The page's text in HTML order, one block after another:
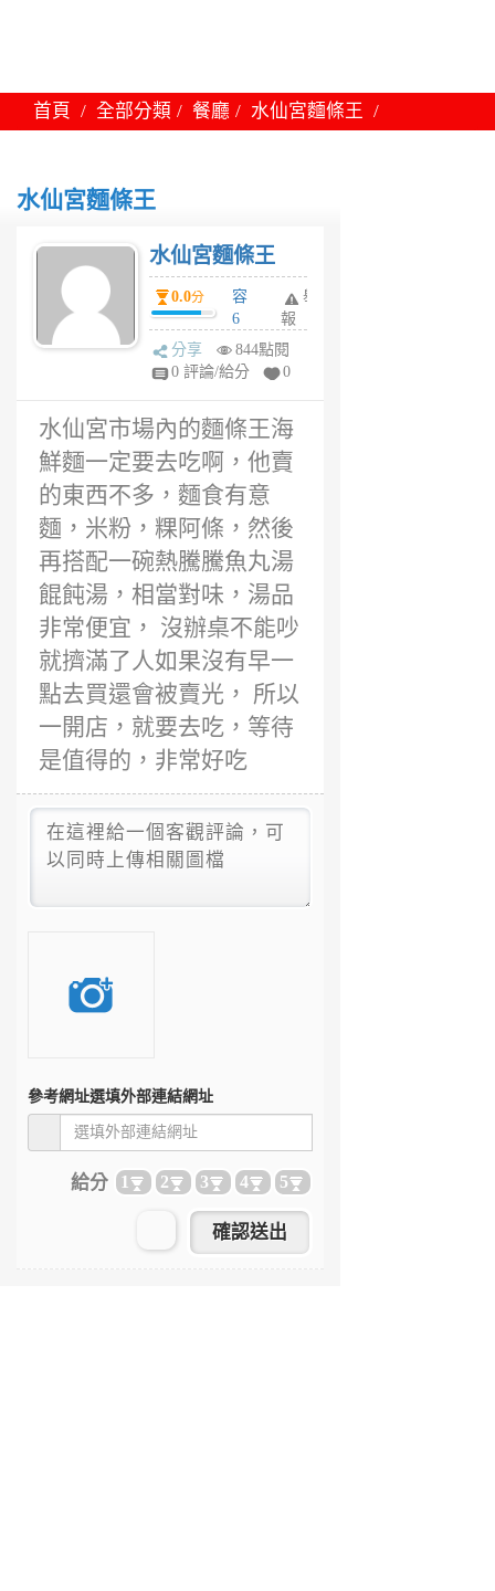
首頁 全部分類 餐廳 水仙宮麵條王
水仙宮麵條王
水仙宮麵條王
0.0分
容
6
年
前
舉
報
分享
844點閱
0 評論/給分
0
水仙宮市場內的麵條王海
鮮麵一定要去吃啊，他賣
的東西不多，麵食有意
麵，米粉，粿阿條，然後
再搭配一碗熱騰騰魚丸湯
餛飩湯，相當對味，湯品
非常便宜， 沒辦桌不能吵
就擠滿了人如果沒有早一
點去買還會被賣光， 所以
一開店，就要去吃，等待
是值得的，非常好吃
參考網址選填外部連結網址
給分 1 2 3 4 5